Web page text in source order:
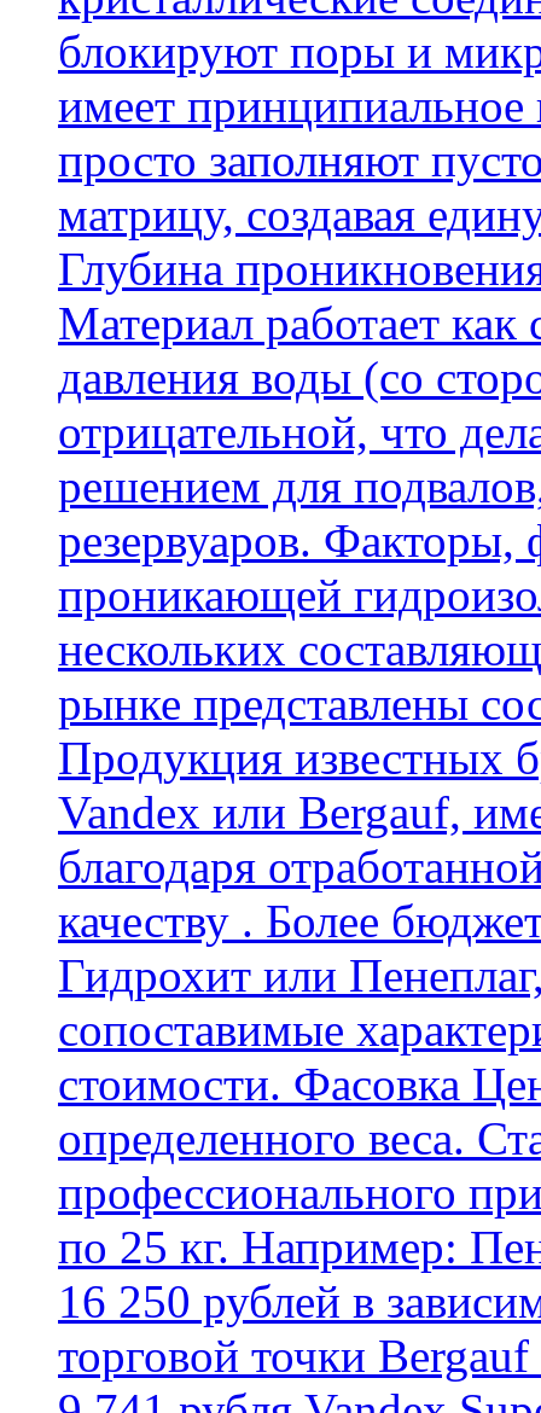
блокируют поры и
имеет
просто заполняют
матрицу, создавая
Глубина
Материал работает
давления воды (со
отрицательной, что
решением для
резервуаров.
проникающей
нескольких
рынке представлены
Продукция известных
Vandex или Bergauf,
благодаря
качеству . Более
Гидрохит или
сопоставимые
стоимости. Фасовка
определенного веса.
профессионального
по 25 кг. Например:
16 250 рублей в
торговой точки